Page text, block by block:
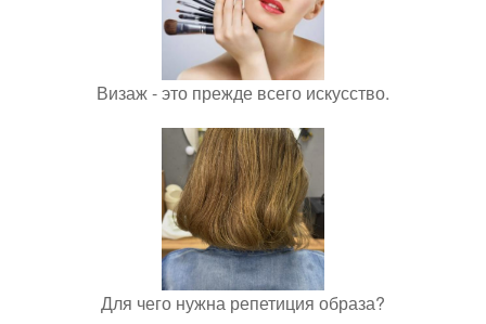
Визаж - это прежде всего искусство.
Для чего нужна репетиция образа?